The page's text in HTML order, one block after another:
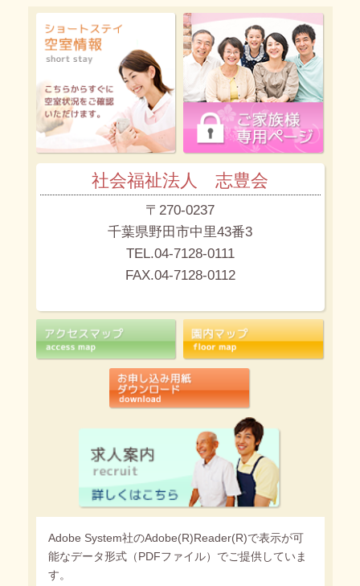
社会福祉法人 志豊会
〒270-0237
千葉県野田市中里43番3
TEL.04-7128-0111
FAX.04-7128-0112
Adobe System社のAdobe(R)Reader(R)で表示が可
能なデータ形式（PDFファイル）でご提供していま
す。